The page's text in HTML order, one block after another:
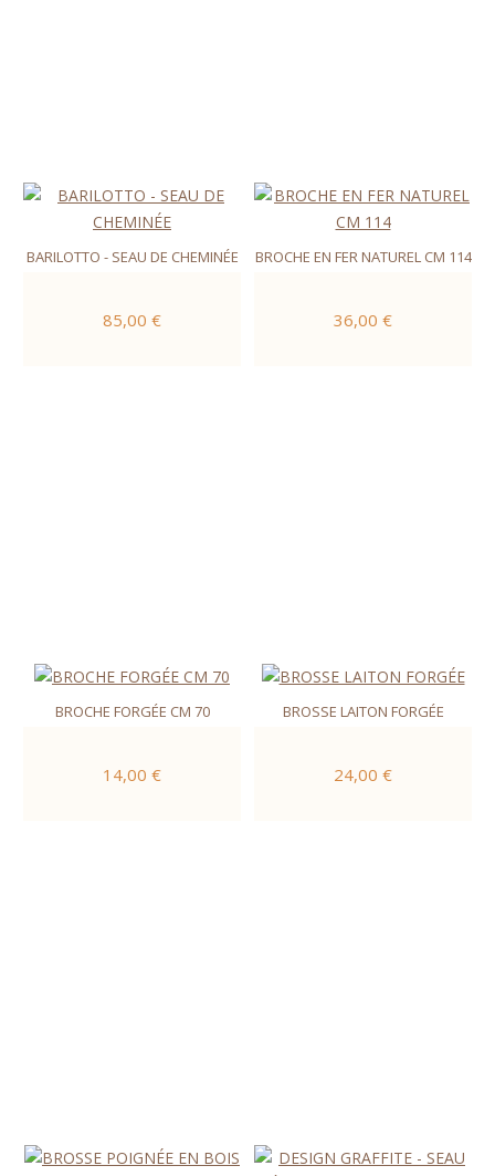
BARILOTTO - SEAU DE CHEMINÉE
85,00 €
BROCHE EN FER NATUREL CM 114
36,00 €
BROCHE FORGÉE CM 70
14,00 €
BROSSE LAITON FORGÉE
24,00 €